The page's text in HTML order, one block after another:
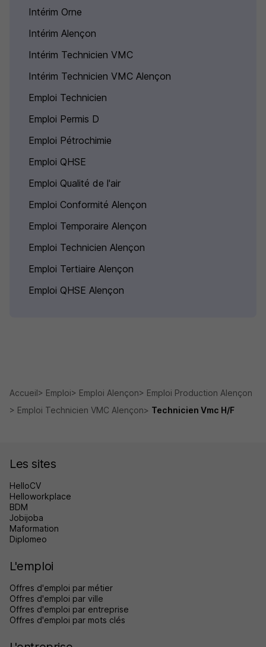
Intérim Orne
Intérim Alençon
Intérim Technicien VMC
Intérim Technicien VMC Alençon
Emploi Technicien
Emploi Permis D
Emploi Pétrochimie
Emploi QHSE
Emploi Qualité de l'air
Emploi Conformité Alençon
Emploi Temporaire Alençon
Emploi Technicien Alençon
Emploi Tertiaire Alençon
Emploi QHSE Alençon
Accueil Emploi Emploi Alençon
Emploi Production Alençon
Emploi Technicien VMC Alençon
Technicien Vmc H/F
Les sites
HelloCV
Helloworkplace
BDM
Jobijoba
Maformation
Diplomeo
L'emploi
Offres d'emploi par métier
Offres d'emploi par ville
Offres d'emploi par entreprise
Offres d'emploi par mots clés